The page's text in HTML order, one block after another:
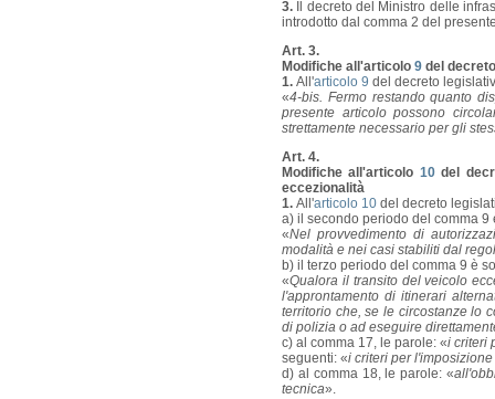
3.
Il decreto del Ministro delle
introdotto dal comma 2 del
Art. 3.
Modifiche all'articolo 9 del
1. All'articolo 9 del decreto
«4-bis. Fermo restando quanto
presente articolo possono
strettamente necessario per gli
Art. 4.
Modifiche all'articolo 10del
eccezionalità
1. All'articolo 10 del decreto
a) il secondo periodo del comma 9
«Nel provvedimento di
modalità e nei casi stabiliti dal
b) il terzo periodo del comma 9 è
«Qualora il transito del veicolo
l'approntamento di itinerari
territorio che, se le circostanze lo
di polizia o ad eseguire
c) al comma 17, le parole: «i criteri
seguenti: «i criteri per
d) al comma 18, le parole: «
tecnica».